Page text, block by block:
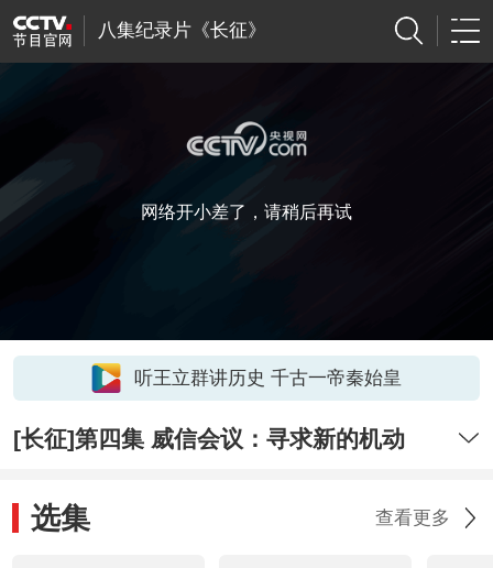
八集纪录片《长征》
网络开小差了，请稍后再试
听王立群讲历史 千古一帝秦始皇
[长征]第四集 威信会议：寻求新的机动
选集 查看更多